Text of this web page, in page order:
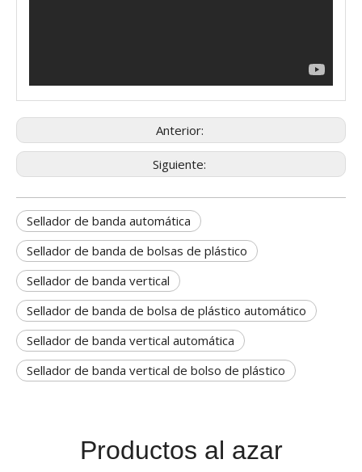
Anterior:
Siguiente:
Sellador de banda automática
Sellador de banda de bolsas de plástico
Sellador de banda vertical
Sellador de banda de bolsa de plástico automático
Sellador de banda vertical automática
Sellador de banda vertical de bolso de plástico
Productos al azar